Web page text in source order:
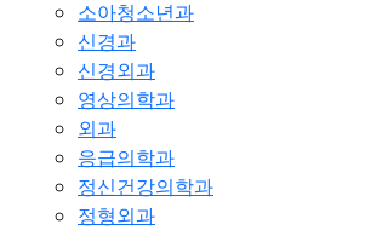
소아청소년과
신경과
신경외과
영상의학과
외과
응급의학과
정신건강의학과
정형외과